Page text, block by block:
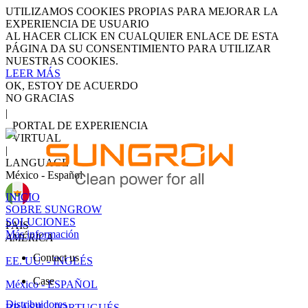
UTILIZAMOS COOKIES PROPIAS PARA MEJORAR LA
EXPERIENCIA DE USUARIO
AL HACER CLICK EN CUALQUIER ENLACE DE ESTA
PÁGINA DA SU CONSENTIMIENTO PARA UTILIZAR
NUESTRAS COOKIES.
LEER MÁS
OK, ESTOY DE ACUERDO
NO GRACIAS
|
PORTAL DE EXPERIENCIA
VIRTUAL
|
LANGUAGE
México - Español
PAIS
AMÉRICA
EE. UU. - INGLÉS
México - ESPAÑOL
INICIO
SOBRE SUNGROW
SOLUCIONES
Más información
Contact us
Case
Distribuidores